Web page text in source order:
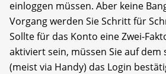
einloggen müssen. Aber keine
Vorgang werden Sie Schritt für
Sollte für das Konto eine Zwei-
aktiviert sein, müssen Sie auf dem
(meist via Handy) das Login